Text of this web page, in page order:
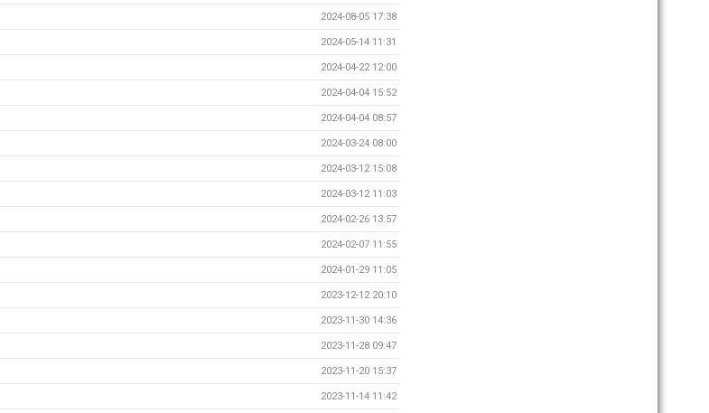
2024-08-05 17:38
2024-05-14 11:31
2024-04-22 12:00
2024-04-04 15:52
2024-04-04 08:57
2024-03-24 08:00
2024-03-12 15:08
2024-03-12 11:03
2024-02-26 13:57
2024-02-07 11:55
2024-01-29 11:05
2023-12-12 20:10
2023-11-30 14:36
2023-11-28 09:47
2023-11-20 15:37
2023-11-14 11:42